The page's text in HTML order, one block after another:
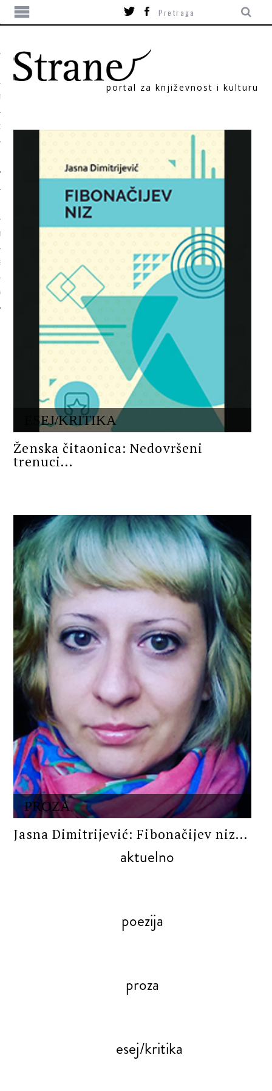
portal za književnost i kulturu
ESEJ/KRITIKA
Ženska čitaonica: Nedovršeni
trenuci...
PROZA
Jasna Dimitrijević: Fibonačijev niz...
aktuelno
poezija
proza
esej/kritika